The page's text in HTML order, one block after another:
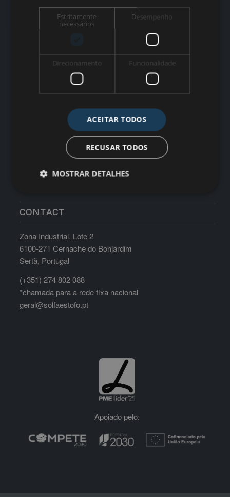
WORK TIME
Monday till Friday: 8:30am-17:30pm Saturdays, Sundays
CONTACT
Zona Industrial, Lote 2
6100-271 Cernache do Bonjardim
Sertã, Portugal
(+351) 274 802 088
*chamada para a rede fixa nacional
geral@solfaestofo.pt
Apoiado pelo:
Estritamente
necessários
Desempenho
Direcionamento Funcionalidade
ACEITAR TODOS
RECUSAR TODOS
MOSTRAR DETALHES